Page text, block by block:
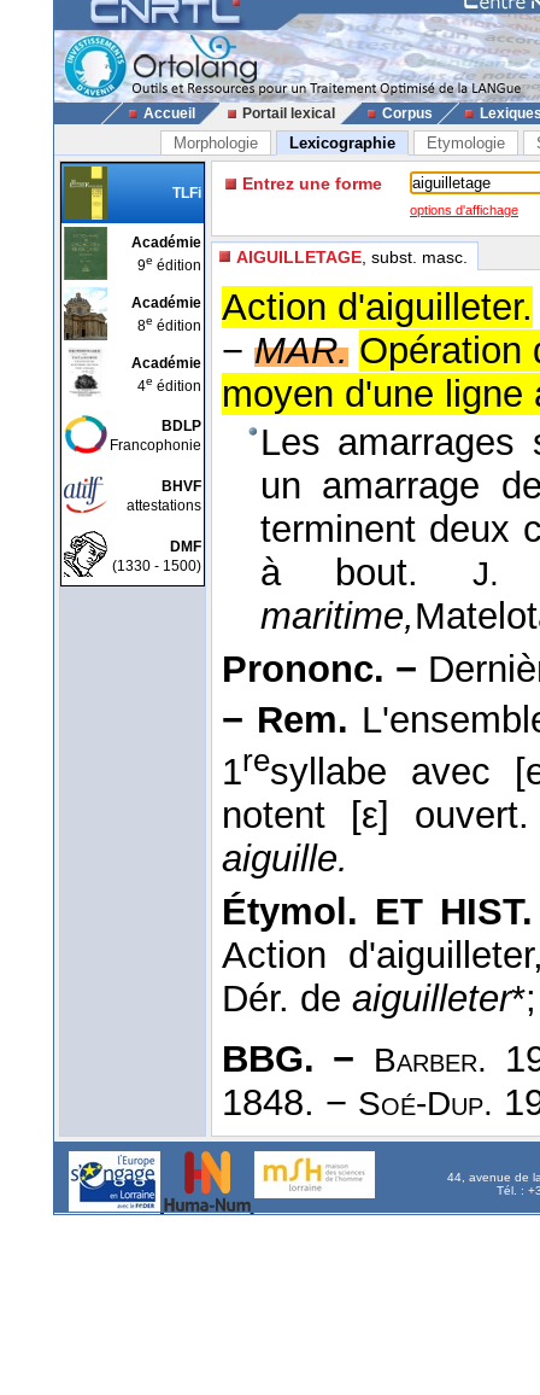
Accueil Portail lexical Corpus
Morphologie Lexicographie Etymologie
TLFi
Académie
9e édition
Académie
8e édition
Académie
4e édition
BDLP
Francophonie
BHVF
attestations
DMF
(1330 - 1500)
Entrez une forme
options d'affichage
AIGUILLETAGE , subst. masc.
Action d'aiguilleter.
−MAR. Opération
moyen d'une
Les
un amarrage
terminent deux
à bout. J.
maritime,
Prononc. −
− Rem.
1resyllabe avec
notent [ε]
aiguille.
Étymol. ET
Action
Dér. de aiguilleter
BBG. −
Barber.
1848. − Soé-Dup.
44, avenue de
Tél. :